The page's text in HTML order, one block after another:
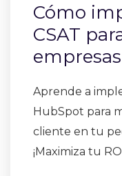
Cómo
CSAT
Aprende a
HubSpot para
cliente en tu
¡Maximiza tu